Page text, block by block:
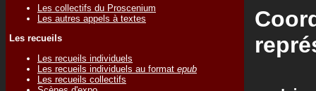
Les collectifs du Proscenium
Les autres appels à textes
Les recueils
Les recueils individuels
Les recueils individuels au format epub
Les recueils collectifs